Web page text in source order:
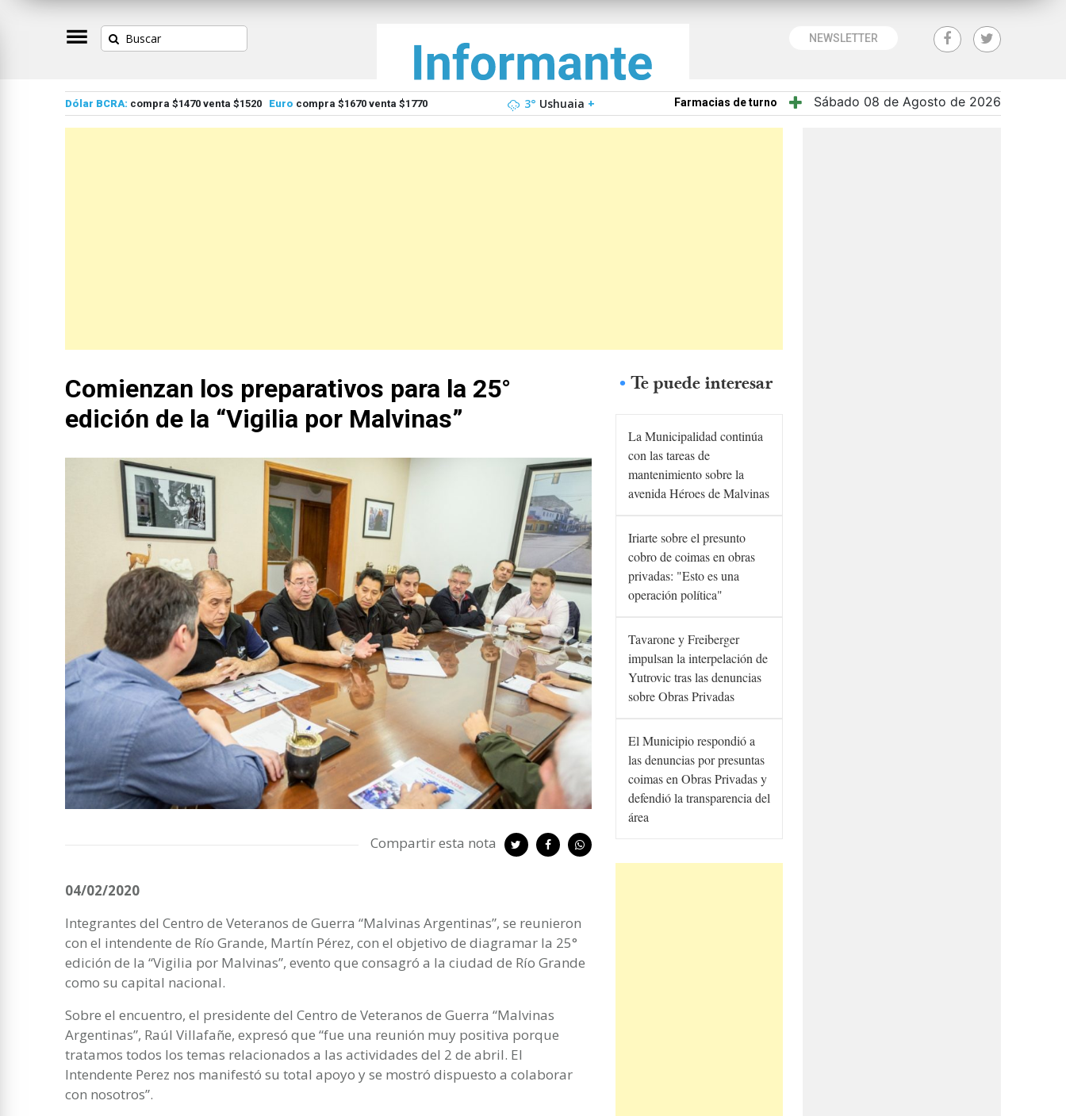
NEWSLETTER
Dólar BCRA: compra $1470 venta $1520 Euro compra $1670 venta $1770 3° Ushuaia + Farmacias de turno Sábado 08 de Agosto de 2026
Comienzan los preparativos para la 25°
edición de la “Vigilia por Malvinas”
Compartir esta nota
04/02/2020
Integrantes del Centro de Veteranos de Guerra “Malvinas Argentinas”, se reunieron
con el intendente de Río Grande, Martín Pérez, con el objetivo de diagramar la 25°
edición de la “Vigilia por Malvinas”, evento que consagró a la ciudad de Río Grande
como su capital nacional.
Sobre el encuentro, el presidente del Centro de Veteranos de Guerra “Malvinas
Argentinas”, Raúl Villafañe, expresó que “fue una reunión muy positiva porque
tratamos todos los temas relacionados a las actividades del 2 de abril. El
Intendente Perez nos manifestó su total apoyo y se mostró dispuesto a colaborar
con nosotros”.
Te puede interesar
La Municipalidad continúa
con las tareas de
mantenimiento sobre la
avenida Héroes de Malvinas
Iriarte sobre el presunto
cobro de coimas en obras
privadas: "Esto es una
operación política"
Tavarone y Freiberger
impulsan la interpelación de
Yutrovic tras las denuncias
sobre Obras Privadas
El Municipio respondió a
las denuncias por presuntas
coimas en Obras Privadas y
defendió la transparencia del
área